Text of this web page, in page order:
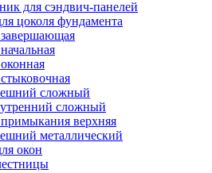
для сэндвич-панелей
цоколя фундамента
сложный
сложный
верхняя
металлический
окон